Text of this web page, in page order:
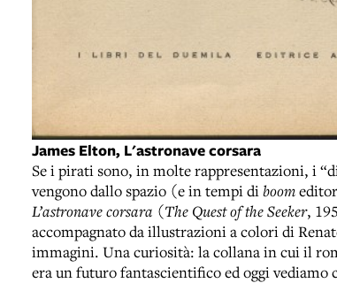
James Elton, L'astronave corsara
Se i pirati sono, in molte rappresentazioni, i
vengono dallo spazio (e in tempi diboom
L’astronave corsara (The Quest of the Seeker,
accompagnato da illustrazioni a colori di
immagini. Una curiosità: la collana in cui il
era un futuro fantascientifico ed oggi vediamo